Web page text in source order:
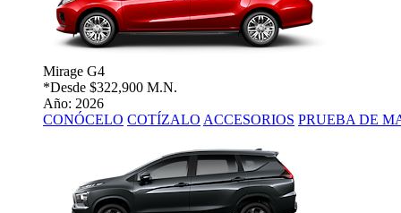
Mirage G4
*Desde $322,900 M.N.
Año: 2026
CONÓCELO COTÍZALO ACCESORIOS PRUEBA DE